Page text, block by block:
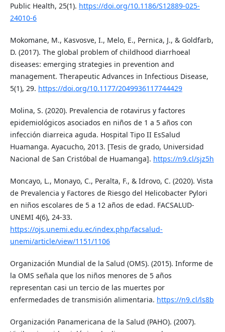
Public Health, 25(1). https://doi.org/10.1186/S12889-025-
24010-6
Mokomane, M., Kasvosve, I., Melo, E., Pernica, J., & Goldfarb,
D. (2017). The global problem of childhood diarrhoeal
diseases: emerging strategies in prevention and
management. Therapeutic Advances in Infectious Disease,
5(1), 29. https://doi.org/10.1177/2049936117744429
Molina, S. (2020). Prevalencia de rotavirus y factores
epidemiológicos asociados en niños de 1 a 5 años con
infección diarreica aguda. Hospital Tipo II EsSalud
Huamanga. Ayacucho, 2013. [Tesis de grado, Universidad
Nacional de San Cristóbal de Huamanga]. https://n9.cl/sjz5h
Moncayo, L., Monayo, C., Peralta, F., & Idrovo, C. (2020). Vista
de Prevalencia y Factores de Riesgo del Helicobacter Pylori
en niños escolares de 5 a 12 años de edad. FACSALUD-
UNEMI 4(6), 24-33.
https://ojs.unemi.edu.ec/index.php/facsalud-
unemi/article/view/1151/1106
Organización Mundial de la Salud (OMS). (2015). Informe de
la OMS señala que los niños menores de 5 años
representan casi un tercio de las muertes por
enfermedades de transmisión alimentaria. https://n9.cl/ls8b
Organización Panamericana de la Salud (PAHO). (2007).